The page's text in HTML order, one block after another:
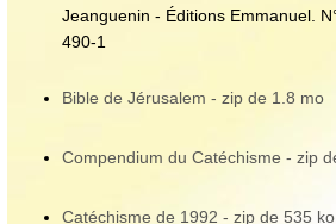
Jeanguenin - Éditions Emmanuel.
490-1
Bible de Jérusalem - zip de 1.8 mo
Compendium du Catéchisme - zip
Catéchisme de 1992 - zip de 535 ko